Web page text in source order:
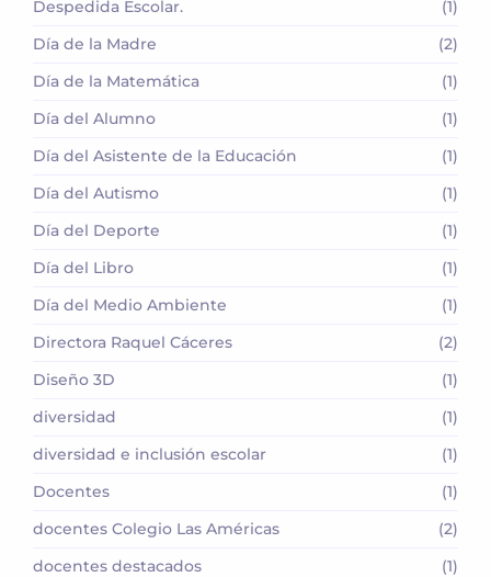
Despedida Escolar.
(1)
Día de la Madre
(2)
Día de la Matemática
(1)
Día del Alumno
(1)
Día del Asistente de la Educación
(1)
Día del Autismo
(1)
Día del Deporte
(1)
Día del Libro
(1)
Día del Medio Ambiente
(1)
Directora Raquel Cáceres
(2)
Diseño 3D
(1)
diversidad
(1)
diversidad e inclusión escolar
(1)
Docentes
(1)
docentes Colegio Las Américas
(2)
docentes destacados
(1)